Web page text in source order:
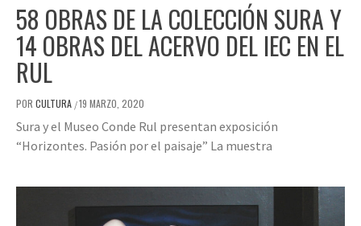
58 OBRAS DE LA COLECCIÓN SURA Y
14 OBRAS DEL ACERVO DEL IEC EN EL
RUL
POR CULTURA /19 MARZO, 2020
Sura y el Museo Conde Rul presentan exposición
“Horizontes. Pasión por el paisaje” La muestra